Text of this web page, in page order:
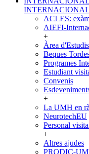
ACLES:
AIEFI-
+
Àrea
Beques
Programes
Estudiant
Convenis
+
La UMH en
NeurotechEU
Personal
+
Altres ajudes
PRODIC-